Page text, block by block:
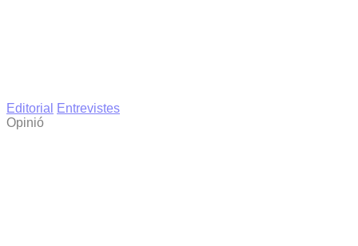
Editorial
Entrevistes
Opinió